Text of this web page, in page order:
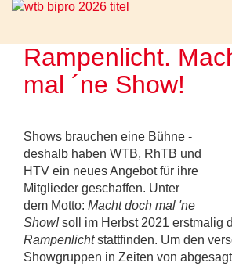
Rampenlicht.
mal ´ne Show!
Shows brauchen eine Bühne -
deshalb haben WTB, RhTB und
HTV ein neues Angebot für ihre
Mitglieder geschaffen. Unter
dem Motto: Macht doch mal 'ne
Show!soll im Herbst 2021 erstmalig
Rampenlichtstattfinden. Um den
Showgruppen in Zeiten von